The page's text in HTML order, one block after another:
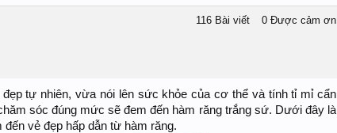
116 Bài viết 0 Được cảm ơn
tự nhiên, vừa nói lên sức khỏe của cơ thể và tính tỉ mỉ cẩn
sóc đúng mức sẽ đem đến hàm răng trắng sứ. Dưới đây là
vẻ đẹp hấp dẫn từ hàm răng.